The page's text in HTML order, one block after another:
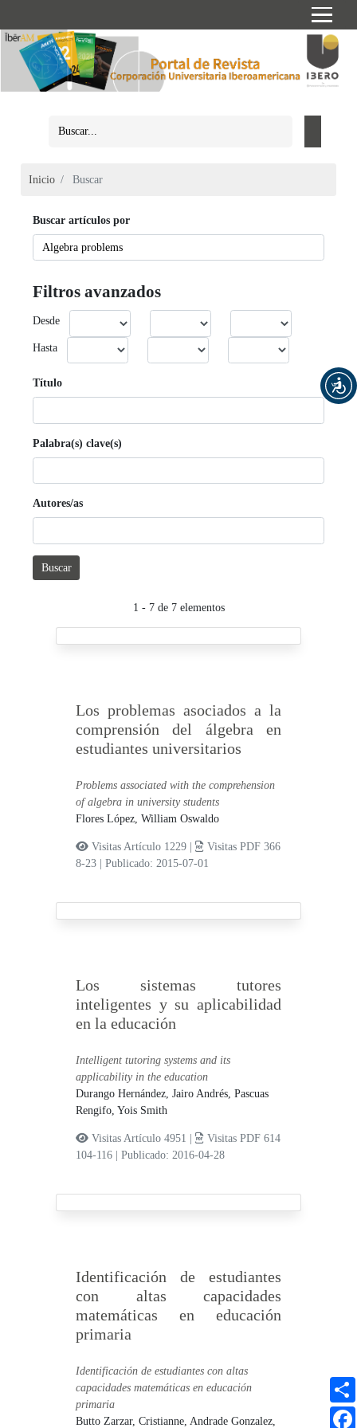
Inicio Buscar
Buscar artículos por
Filtros avanzados
Desde
Hasta
Título
Palabra(s) clave(s)
Autores/as
Buscar
1 - 7 de 7 elementos
Los problemas asociados a la
comprensión del álgebra en
estudiantes universitarios
Problems associated with the comprehension
of algebra in university students
Flores López, William Oswaldo
Visitas Artículo 1229 |
Visitas PDF 366
8-23
|Publicado: 2015-07-01
Los sistemas tutores
inteligentes y su aplicabilidad
en la educación
Intelligent tutoring systems and its
applicability in the education
Durango Hernández, Jairo Andrés,Pascuas
Rengifo, Yois Smith
Visitas Artículo 4951 |
Visitas PDF 614
104-116
|Publicado: 2016-04-28
Identificación de estudiantes
con altas capacidades
matemáticas en educación
primaria
Identificación de estudiantes con altas
capacidades matemáticas en educación
primaria
Butto Zarzar, Cristianne,Andrade Gonzalez,